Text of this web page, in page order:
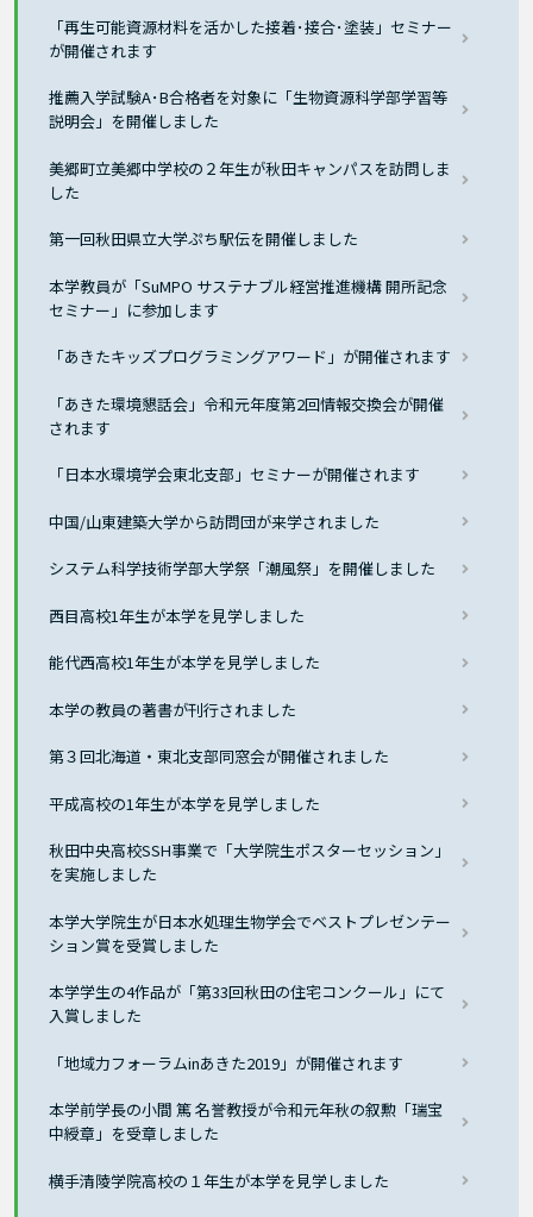
「再生可能資源材料を活かした接着･接合･塗装」セミナー
が開催されます
推薦入学試験A･B合格者を対象に「生物資源科学部学習等
説明会」を開催しました
美郷町立美郷中学校の２年生が秋田キャンパスを訪問しま
した
第一回秋田県立大学ぷち駅伝を開催しました
本学教員が「SuMPO サステナブル経営推進機構 開所記念
セミナー」に参加します
「あきたキッズプログラミングアワード」が開催されます
「あきた環境懇話会」令和元年度第2回情報交換会が開催
されます
「日本水環境学会東北支部」セミナーが開催されます
中国/山東建築大学から訪問団が来学されました
システム科学技術学部大学祭「潮風祭」を開催しました
西目高校1年生が本学を見学しました
能代西高校1年生が本学を見学しました
本学の教員の著書が刊行されました
第３回北海道・東北支部同窓会が開催されました
平成高校の1年生が本学を見学しました
秋田中央高校SSH事業で「大学院生ポスターセッション」
を実施しました
本学大学院生が日本水処理生物学会でベストプレゼンテー
ション賞を受賞しました
本学学生の4作品が「第33回秋田の住宅コンクール」にて
入賞しました
「地域力フォーラムinあきた2019」が開催されます
本学前学長の小間 篤 名誉教授が令和元年秋の叙勲「瑞宝
中綬章」を受章しました
横手清陵学院高校の１年生が本学を見学しました